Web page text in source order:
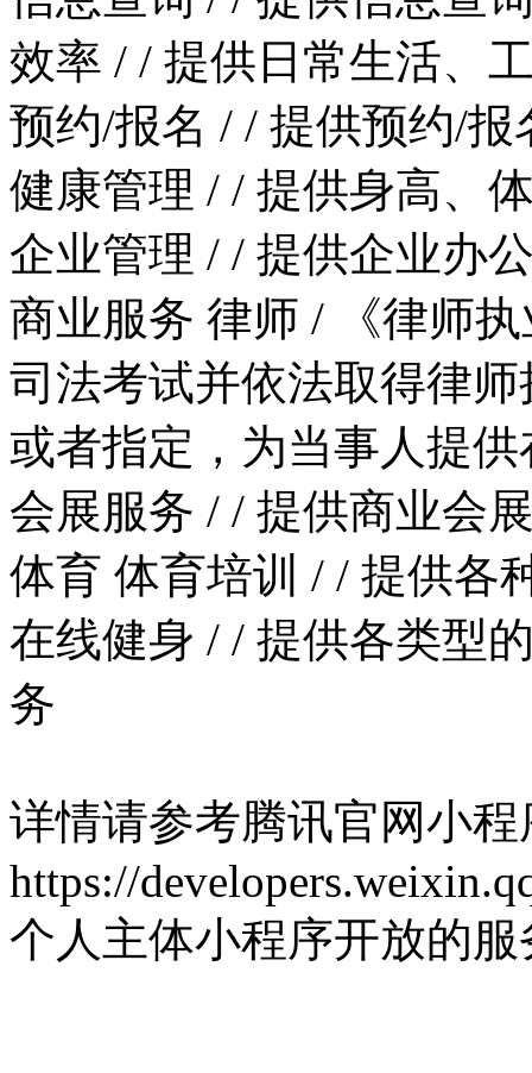
效率 / / 提供日常生活、
预约/报名 / / 提供预约/报
健康管理 / / 提供身高、
企业管理 / / 提供企业办
商业服务 律师 /
《律师
司法考试并依法取得律
或者指定，为当事人提
会展服务 / / 提供商业会
体育 体育培训 / / 提供各
在线健身 / / 提供各类型
务
详情请参考腾讯官网小
https://
个人主体小程序开放的服